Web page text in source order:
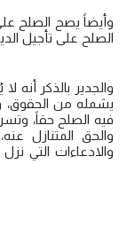
وأيضاً يصح الصلح
الصلح على تأجيل
والجدير بالذكر أنه
يشمله من
فيه الصلح حقاً،
والحق المتنازل
والادعاءات التي